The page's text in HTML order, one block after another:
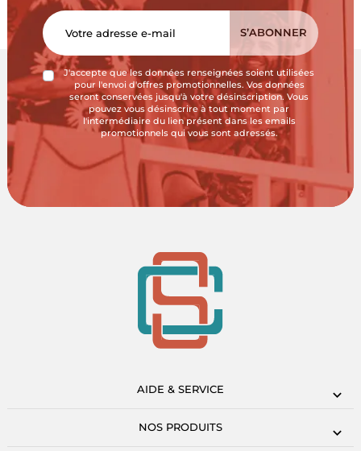
J'accepte que les données renseignées soient utilisées
pour l'envoi d'offres promotionnelles. Vos données
seront conservées jusqu'à votre désinscription. Vous
pouvez vous désinscrire à tout moment par
l'intermédiaire du lien présent dans les emails
promotionnels qui vous sont adressés.
AIDE & SERVICE
NOS PRODUITS